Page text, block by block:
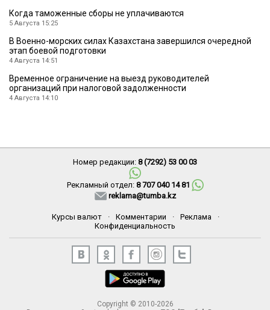
Когда таможенные сборы не уплачиваются
5 Августа 15:25
В Военно-морских силах Казахстана завершился очередной
этап боевой подготовки
4 Августа 14:51
Временное ограничение на выезд руководителей
организаций при налоговой задолженности
4 Августа 14:10
Номер редакции: 8 (7292) 53 00 03
Рекламный отдел: 8 707 040 14 81
reklama@tumba.kz
Курсы валют · Комментарии · Реклама
·
Конфиденциальность
Copyright © 2010-2026